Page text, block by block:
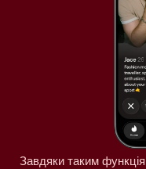
Завдяки таким